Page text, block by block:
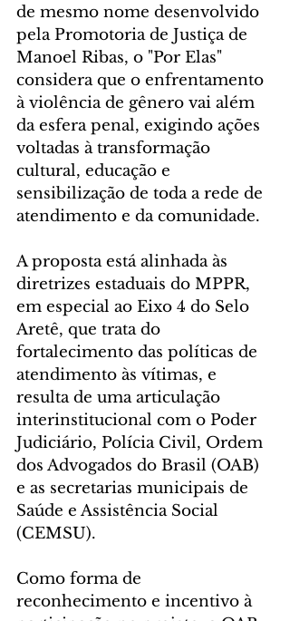
de mesmo nome desenvolvido
pela Promotoria de Justiça de
Manoel Ribas, o "Por Elas"
considera que o enfrentamento
à violência de gênero vai além
da esfera penal, exigindo ações
voltadas à transformação
cultural, educação e
sensibilização de toda a rede de
atendimento e da comunidade.
A proposta está alinhada às
diretrizes estaduais do MPPR,
em especial ao Eixo 4 do Selo
Aretê, que trata do
fortalecimento das políticas de
atendimento às vítimas, e
resulta de uma articulação
interinstitucional com o Poder
Judiciário, Polícia Civil, Ordem
dos Advogados do Brasil (OAB)
e as secretarias municipais de
Saúde e Assistência Social
(CEMSU).
Como forma de
reconhecimento e incentivo à